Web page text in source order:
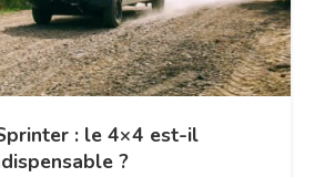
: le 4×4 est-il
?